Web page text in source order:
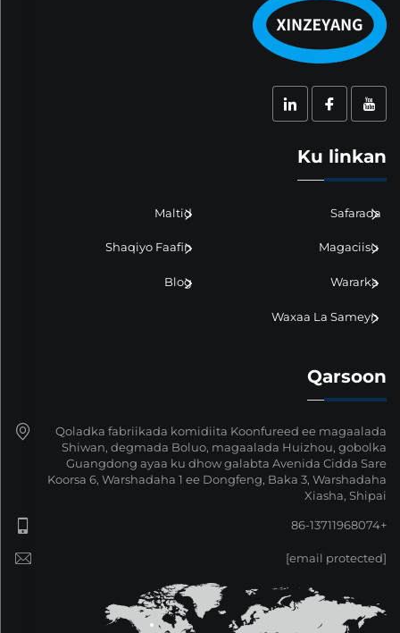
Ku linkan
Safarada
Qarsoon
Qoladka fabriikada komidiita Koonfureed ee magaalada
Shiwan, degmada Boluo, magaalada Huizhou, gobolka
Guangdong ayaa ku dhow galabta Avenida Cidda Sare
Koorsa 6, Warshadaha 1 ee Dongfeng, Baka 3, Warshadaha
Xiasha, Shipai
+86-13711968074
[email protected]